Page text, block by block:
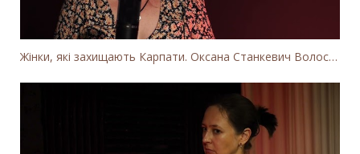
Жінки, які захищають Карпати. Оксана Станкевич Волосянчук про вітряки на високогір'ї Карпат